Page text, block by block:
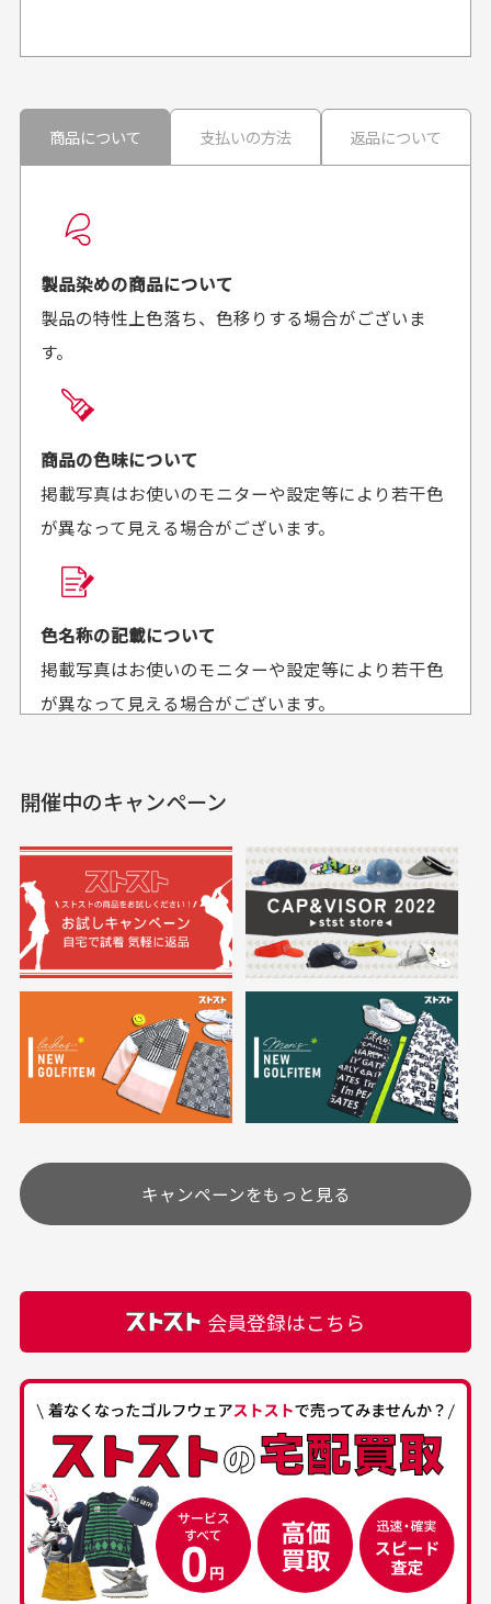
30代男性
良かった！
がとうございます。丁寧
に梱包されていて、商品
の状態も良好でした。気
があればよろしくお願い
30代男性
来ました。またお願いし
セールかつポイント
も使えて、お得に購
入出来ました
セールかつポイントも使
満足です。
おります
欲しかったスカートが購
30代女性
高価なブルゾンがお
高価なブルゾンがお安く
購入できました。状態も
最高でした。
30代女性
いつも素敵な商品を
す
美品です。いつも素敵な
商品をありがとうござい
ます。
30代男性
中古ゴルフウェアの
品揃えがすごい
50代男性
安心して中古ウェア
を買えるお店です
お届け希望日時をご指定頂けます。
ご注文時にご指定下さい。
商品の受け渡しは、ゆうパックでの配送のみとさせて
頂いております。
商品購入からどれくらいで発送してもらえます
か？
平日午前9時までのご注文で最短当日発送させて頂いて
おります。
せて頂いております。
送料はいくらかかりますか？
何点ご購入頂いた場合も全国一律で800円とさせて頂
いております。(1配送先につき)
また5,000円(税込)以上お買い物をして頂けた場合は送
※必ず１つのショッピングカートに複数商品を入れて
ご注文下さいませ。
定休日はありますか？
土.日.祝日は定休日となっております。
その他の休日につきましてはサイト上にて告知させて
頂きます。
カートの有効時間はありますか？
は自動的にカート内の商品が削除されますのでご注意
下さい。
お気に入り機能をご利用下さい。
商品について 支払いの方法 返品について
製品染めの商品について
製品の特性上色落ち、色移りする場合がございま
す。
商品の色味について
掲載写真はお使いのモニターや設定等により若干色
が異なって見える場合がございます。
色名称の記載について
掲載写真はお使いのモニターや設定等により若干色
が異なって見える場合がございます。
実寸サイズについて
一点一点手作業で計測しておりますので、若干の誤
差が生じる場合がございます。
においについて
ユーズド商品の特性故、メンテンスを行っておりま
すが、におい（煙草、香水、お香、古着特有の香
り、柔軟剤等)が付着している場合がございます。
付属品について
付属品の記載につきましては、弊社に入荷した時点
ある場合もございます。
経年劣化について
当店では商品の管理には細心の注意を払っておりま
すが、経年により素材の劣化やパーツの強度低下が
生じている場合がございます。
開催中のキャンペーン
キャンペーンをもっと見る
会員登録はこちら